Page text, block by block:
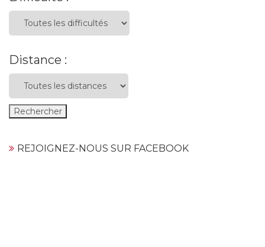
Distance :
REJOIGNEZ-NOUS SUR FACEBOOK